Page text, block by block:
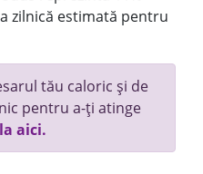
zilnică estimată pentru
tău caloric și de
pentru a-ți atinge
aici.